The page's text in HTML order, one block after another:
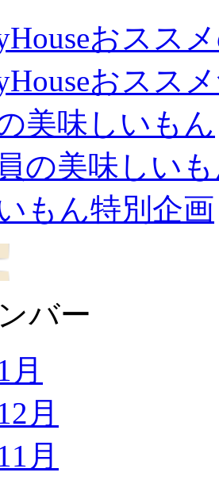
おスス
おスス
美味しいもん
の美味しい
もん特別企画
バー
月
月